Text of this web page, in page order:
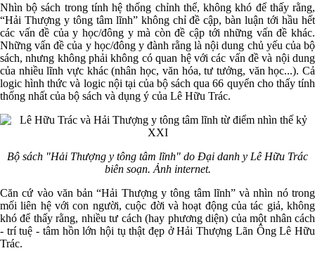
Nhìn bộ sách trong tính hệ thống chỉnh thể, không khó để thấy rằng,
“Hải Thượng y tông tâm lĩnh” không chỉ đề cập, bàn luận tới hầu hết
các vấn đề của y học/đông y mà còn đề cập tới những vấn đề khác.
Những vấn đề của y học/đông y đành rằng là nội dung chủ yếu của bộ
sách, nhưng không phải không có quan hệ với các vấn đề và nội dung
của nhiều lĩnh vực khác (nhân học, văn hóa, tư tưởng, văn học...). Cả
logic hình thức và logic nội tại của bộ sách qua 66 quyển cho thấy tính
thống nhất của bộ sách và dụng ý của Lê Hữu Trác.
Bộ sách "Hải Thượng y tông tâm lĩnh" do Đại danh y Lê Hữu Trác
biên soạn. Ảnh internet.
Căn cứ vào văn bản “Hải Thượng y tông tâm lĩnh” và nhìn nó trong
mối liên hệ với con người, cuộc đời và hoạt động của tác giả, không
khó để thấy rằng, nhiều tư cách (hay phương diện) của một nhân cách
- trí tuệ - tâm hồn lớn hội tụ thật đẹp ở Hải Thượng Lãn Ông Lê Hữu
Trác.